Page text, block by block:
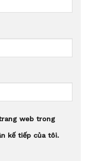
web trong
kế tiếp của tôi.